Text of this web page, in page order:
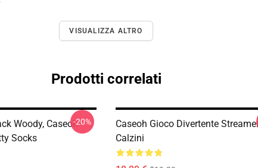
VISUALIZZA ALTRO
Prodotti correlati
Woody, Caseoh
Socks
-20%
Caseoh Gioco Divertente Streamer
Calzini